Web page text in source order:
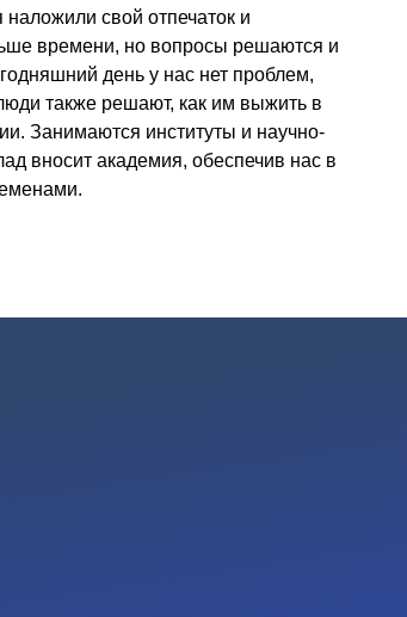
свой отпечаток и
времени, но вопросы решаются и
день у нас нет проблем,
также решают, как им выжить в
Занимаются институты и научно-
вносит академия, обеспечив нас в